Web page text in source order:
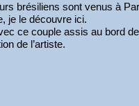
brésiliens sont venus à
je le découvre ici.
ce couple assis au bord
de l’artiste.